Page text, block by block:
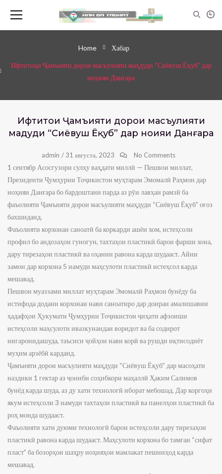
Home Хабар
Ифтитоҳи Ҷамъияти дорои масъулияти маҳдуди “Сиёвуш Ёқуб” дар
ноҳияи Данғара
Ифтитоҳи Ҷамъияти дорои масъулияти
маҳдуди “Сиёвуш Ёқуб” дар ноҳияи Данғара
admin / 31 августа, 2023 No Comments
1 сентябр Асосгузори сулҳу ваҳдати миллӣ — Пешвои миллат,
Президенти Ҷумҳурии Тоҷикистон муҳтарам Эмомалӣ Раҳмон дар
ноҳияи Данғара бо бардоштани парда аз рӯи лавҳаи рамзӣ ба
фаъолияти Ҷамъияти дорои масъулияти маҳдуди “Сиёвуш Ёқуб” оғоз
бахшиданд.
Фаъолияти корхонаи саноатӣ ба коркарди ашёи хом, истеҳсоли
профил бо андозаҳои гуногун, тахтаҳои пластикӣ барои фарши хона,
дару тирезаҳои пластикӣ ва оҳанин равона карда шудааст. Айни
замон дар корхона 5 намуди маҳсулоти пластикӣ истеҳсол карда
мешавад.
Пешвои муаззами миллат муҳтарам Эмомалӣ Раҳмон бунёду ба
истифода додани корхонаи нави саноатиро дар доираи амалишавии
ҳадафҳои Ҳукумати Ҷумҳурии Тоҷикистон ҷиҳати афзоиши
истеҳсоли маҳсулоти ивазкунандаи воридот ва ба содирот
нигаронидашуда, таъсиси ҷойҳои нави корӣ ва рушди иқтисодиёт
муҳим арзёбӣ карданд.
Ҷамъияти дорои масъулияти маҳдуди “Сиёвуш Ёқуб” дар масоҳати
наздики 1 гектар аз ҷониби соҳибкори маҳаллӣ Ҳаким Салимов
бунёд карда шуда, аз ду хати технологӣ иборат мебошад. Дар коргоҳи
якум истеҳсоли 3 намуди тахтаҳои пластикӣ ва панелҳои пластикӣ ба
роҳ монда шудааст.
Фаъолияти хати дуюми технологӣ барои истеҳсоли дару тирезаҳои
пластикӣ равона карда шудааст. Маҳсулоти корхона бо тамғаи “сифат
пласт” ба бозорҳои шаҳру ноҳияҳои мамлакат пешниҳод карда
мешавад.